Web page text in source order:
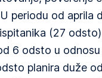
periodu od aprila
(27
6 odsto u
planira duže